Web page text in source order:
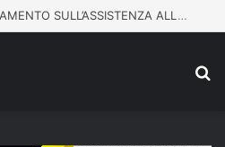
BRADISISMO, AGGIORNAMENTO SULL’ASSISTENZA ALLA POPOLAZIONE